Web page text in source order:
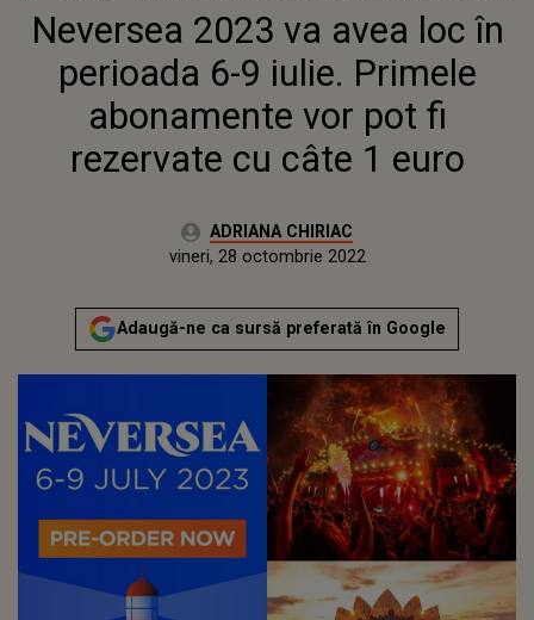
6-9 IULIE. PRIMELE ABONAMENTE VOR
POT FI REZERVATE CU CÂTE 1 EURO
Neversea 2023 va avea loc în
perioada 6-9 iulie. Primele
abonamente vor pot fi
rezervate cu câte 1 euro
Autor:ADRIANA CHIRIAC
vineri, 28 octombrie 2022Actualizat:
vineri, 28 octombrie 2022
Adaugă-ne ca sursă preferată în Google